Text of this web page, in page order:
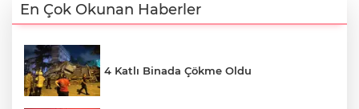
En Çok Okunan Haberler
4 Katlı Binada Çökme Oldu